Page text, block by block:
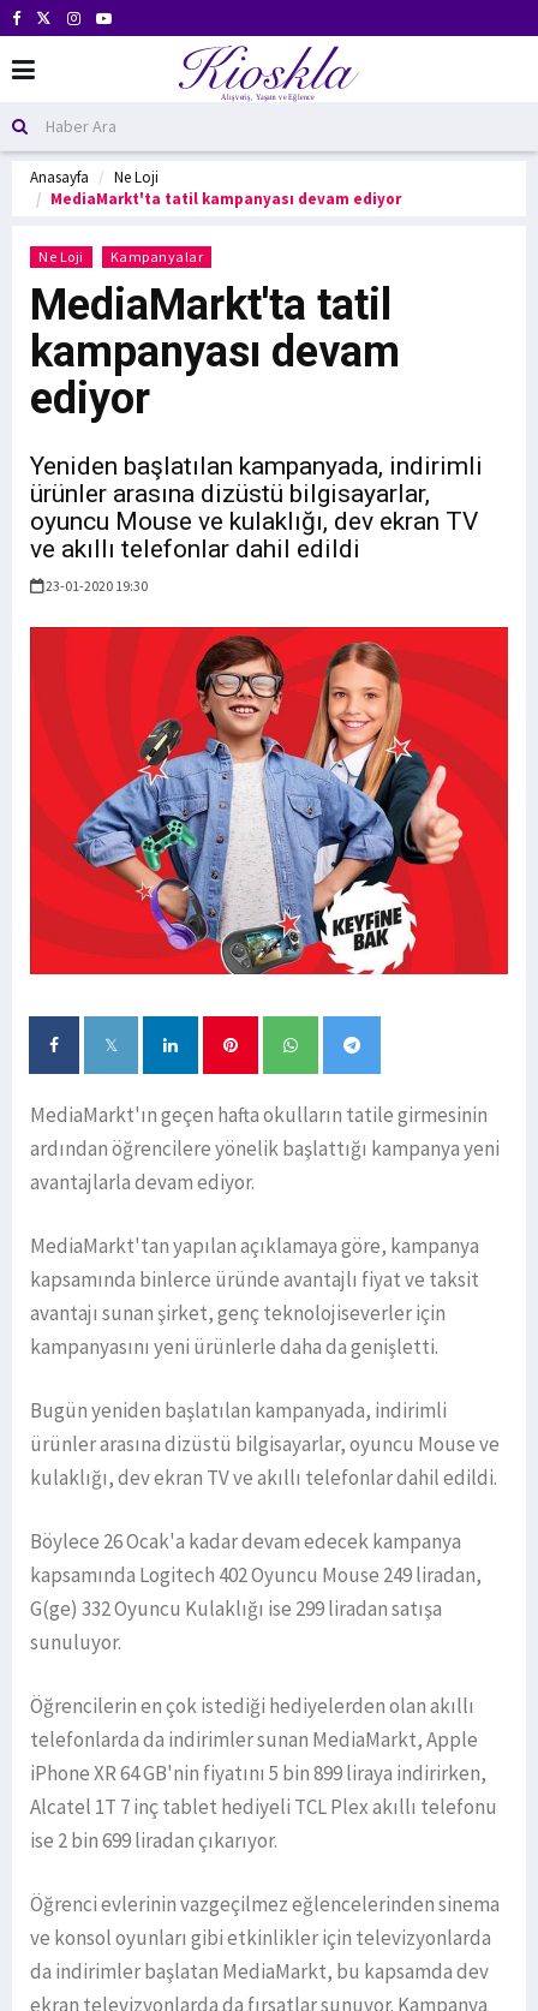
Anasayfa
Ne Loji
MediaMarkt'ta tatil kampanyası devam ediyor
Ne Loji Kampanyalar
MediaMarkt'ta tatil
kampanyası devam
ediyor
Yeniden başlatılan kampanyada, indirimli
ürünler arasına dizüstü bilgisayarlar,
oyuncu Mouse ve kulaklığı, dev ekran TV
ve akıllı telefonlar dahil edildi
23-01-2020 19:30
MediaMarkt'ın geçen hafta okulların tatile girmesinin
ardından öğrencilere yönelik başlattığı kampanya yeni
avantajlarla devam ediyor.
MediaMarkt'tan yapılan açıklamaya göre, kampanya
kapsamında binlerce üründe avantajlı fiyat ve taksit
avantajı sunan şirket, genç teknolojiseverler için
kampanyasını yeni ürünlerle daha da genişletti.
Bugün yeniden başlatılan kampanyada, indirimli
ürünler arasına dizüstü bilgisayarlar, oyuncu Mouse ve
kulaklığı, dev ekran TV ve akıllı telefonlar dahil edildi.
Böylece 26 Ocak'a kadar devam edecek kampanya
kapsamında Logitech 402 Oyuncu Mouse 249 liradan,
G(ge) 332 Oyuncu Kulaklığı ise 299 liradan satışa
sunuluyor.
Öğrencilerin en çok istediği hediyelerden olan akıllı
telefonlarda da indirimler sunan MediaMarkt, Apple
iPhone XR 64 GB'nin fiyatını 5 bin 899 liraya indirirken,
Alcatel 1T 7 inç tablet hediyeli TCL Plex akıllı telefonu
ise 2 bin 699 liradan çıkarıyor.
Öğrenci evlerinin vazgeçilmez eğlencelerinden sinema
ve konsol oyunları gibi etkinlikler için televizyonlarda
da indirimler başlatan MediaMarkt, bu kapsamda dev
ekran televizyonlarda da fırsatlar sunuyor. Kampanya